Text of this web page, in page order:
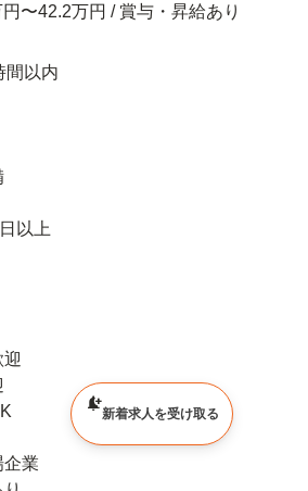
〜42.2万円 / 賞与・昇給あり
間以内
以上
企業
新着求人を受け取る